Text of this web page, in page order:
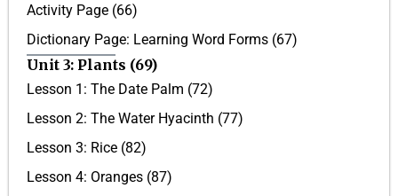
Activity Page (66)
Dictionary Page: Learning Word Forms (67)
Unit 3: Plants (69)
Lesson 1: The Date Palm (72)
Lesson 2: The Water Hyacinth (77)
Lesson 3: Rice (82)
Lesson 4: Oranges (87)